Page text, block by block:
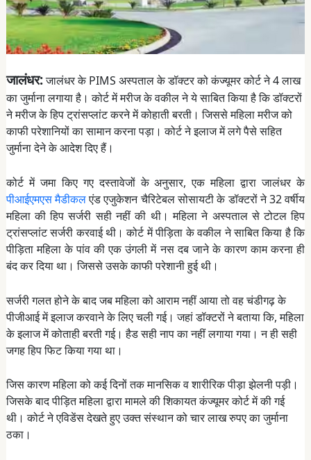
जालंधर:जालंधर के PIMS अस्पताल के डॉक्टर को कंज्यूमर कोर्ट ने 4 लाख
का जुर्माना लगाया है। कोर्ट में मरीज के वकील ने ये साबित किया है कि डॉक्टरों
ने मरीज के हिप ट्रांसप्लांट करने में कोहाती बरती। जिससे महिला मरीज को
काफी परेशानियों का सामान करना पड़ा। कोर्ट ने इलाज में लगे पैसे सहित
जुर्माना देने के आदेश दिए हैं।
कोर्ट में जमा किए गए दस्तावेजों के अनुसार, एक महिला द्वारा जालंधर के
पीआईएमएस मैडीकलएंड एजुकेशन चैरिटेबल सोसायटी के डॉक्टरों ने 32 वर्षीय
महिला की हिप सर्जरी सही नहीं की थी। महिला ने अस्पताल से टोटल हिप
ट्रांसप्लांट सर्जरी करवाई थी। कोर्ट में पीड़िता के वकील ने साबित किया है कि
पीड़िता महिला के पांव की एक उंगली में नस दब जाने के कारण काम करना ही
बंद कर दिया था। जिससे उसके काफी परेशानी हुई थी।
सर्जरी गलत होने के बाद जब महिला को आराम नहीं आया तो वह चंडीगढ़ के
पीजीआई में इलाज करवाने के लिए चली गई। जहां डॉक्टरों ने बताया कि, महिला
के इलाज में कोताही बरती गई। हैड सही नाप का नहीं लगाया गया। न ही सही
जगह हिप फिट किया गया था।
जिस कारण महिला को कई दिनों तक मानसिक व शारीरिक पीड़ा झेलनी पड़ी।
जिसके बाद पीड़ित महिला द्वारा मामले की शिकायत कंज्यूमर कोर्ट में की गई
थी। कोर्ट ने एविडेंस देखते हुए उक्त संस्थान को चार लाख रुपए का जुर्माना
ठका।